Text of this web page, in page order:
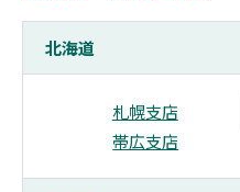
北海道
札幌支店
帯広支店